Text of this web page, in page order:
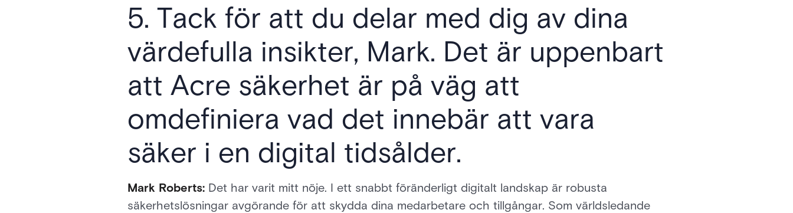
5. Tack för att du delar med dig av dina
värdefulla insikter, Mark. Det är uppenbart
att Acre säkerhet är på väg att
omdefiniera vad det innebär att vara
säker i en digital tidsålder.
Mark Roberts: Det har varit mitt nöje. I ett snabbt föränderligt digitalt landskap är robusta
säkerhetslösningar avgörande för att skydda dina medarbetare och tillgångar. Som världsledande